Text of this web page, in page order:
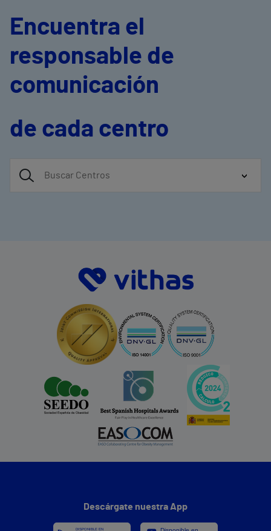
Encuentra el
responsable de
comunicación
de cada centro
Descárgate nuestra App